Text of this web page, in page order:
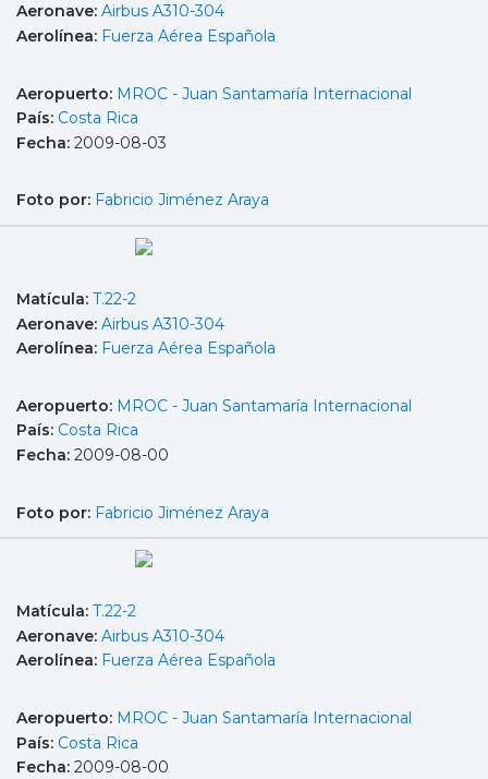
Aeronave: Airbus A310-304
Aerolínea: Fuerza Aérea Española
Aeropuerto: MROC - Juan Santamaría Internacional
País: Costa Rica
Fecha: 2009-08-03
Foto por: Fabricio Jiménez Araya
Matícula: T.22-2
Aeronave: Airbus A310-304
Aerolínea: Fuerza Aérea Española
Aeropuerto: MROC - Juan Santamaría Internacional
País: Costa Rica
Fecha: 2009-08-00
Foto por: Fabricio Jiménez Araya
Matícula: T.22-2
Aeronave: Airbus A310-304
Aerolínea: Fuerza Aérea Española
Aeropuerto: MROC - Juan Santamaría Internacional
País: Costa Rica
Fecha: 2009-08-00